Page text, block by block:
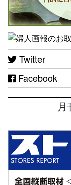
Twitter
Facebook
月